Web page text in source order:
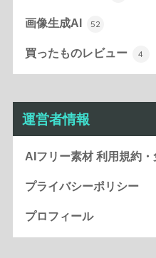
画像生成AI 52
買ったものレビュー 4
運営者情報
AIフリー素材 利用規約
プライバシーポリシー
プロフィール